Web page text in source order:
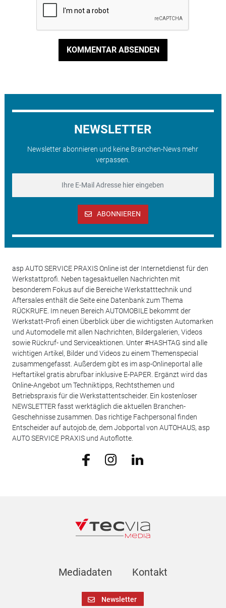
KOMMENTAR ABSENDEN
NEWSLETTER
Newsletter abonnieren und keine Branchen-News mehr
verpassen.
ABONNIEREN
asp AUTO SERVICE PRAXIS Online ist der Internetdienst für den
Werkstattprofi. Neben tagesaktuellen Nachrichten mit
besonderem Fokus auf die Bereiche Werkstatttechnik und
Aftersales enthält die Seite eine Datenbank zum Thema
RÜCKRUFE. Im neuen Bereich AUTOMOBILE bekommt der
Werkstatt-Profi einen Überblick über die wichtigsten Automarken
und Automodelle mit allen Nachrichten, Bildergalerien, Videos
sowie Rückruf- und Serviceaktionen. Unter #HASHTAG sind alle
wichtigen Artikel, Bilder und Videos zu einem Themenspecial
zusammengefasst. Außerdem gibt es im asp-Onlineportal alle
Heftartikel gratis abrufbar inklusive E-PAPER. Ergänzt wird das
Online-Angebot um Techniktipps, Rechtsthemen und
Betriebspraxis für die Werkstattentscheider. Ein kostenloser
NEWSLETTER fasst werktäglich die aktuellen Branchen-
Geschehnisse zusammen. Das richtige Fachpersonal finden
Entscheider auf autojob.de, dem Jobportal von AUTOHAUS, asp
AUTO SERVICE PRAXIS und Autoflotte.
Mediadaten Kontakt
Newsletter